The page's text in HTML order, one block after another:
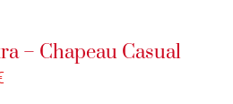
– Chapeau Casual